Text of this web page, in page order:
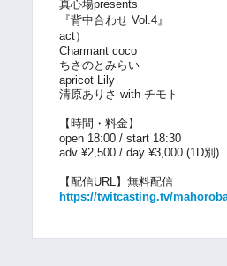
真心場presents
『背中合わせ Vol.4』
act）
Charmant coco
ちさのとみらい
apricot Lily
清原ありさ with チモト
【時間・料金】
open 18:00 / start 18:30
adv ¥2,500 / day ¥3,000 (1D別)
【配信URL】無料配信
https://twitcasting.tv/